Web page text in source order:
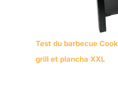
Test du barbecue
grill et plancha XXL